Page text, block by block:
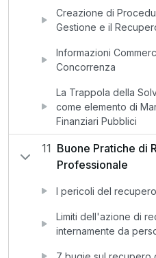
Creazione di
Gestione e il
Informazioni
Concorrenza
La Trappola della
come elemento di
Finanziari Pubblici
11 Buone Pratiche di
Professionale
I pericoli del
Limiti dell'azione di
internamente da